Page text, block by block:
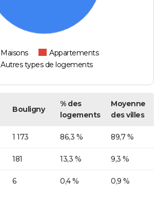
Maisons
Appartements
Autres types de logements
Bouligny
% des
logements
Moyenne
des villes
1 173 86,3 % 89,7 %
181 13,3 % 9,3 %
6 0,4 % 0,9 %